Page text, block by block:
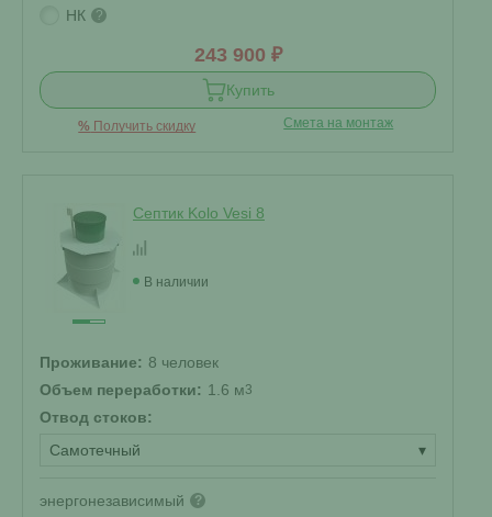
НК ?
243 900 ₽
Купить
% Получить скидку Смета на монтаж
Септик Kolo Vesi 8
В наличии
Проживание: 8 человек
Объем переработки: 1.6 м3
Отвод стоков:
Самотечный
▾
энергонезависимый ?